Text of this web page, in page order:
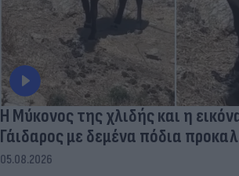
Η Μύκονος της χλιδής και η
Γάιδαρος με δεμένα πόδια
05.08.2026